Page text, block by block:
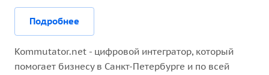
Подробнее
Kommutator.net - цифровой интегратор, который
помогает бизнесу в Санкт-Петербурге и по всей